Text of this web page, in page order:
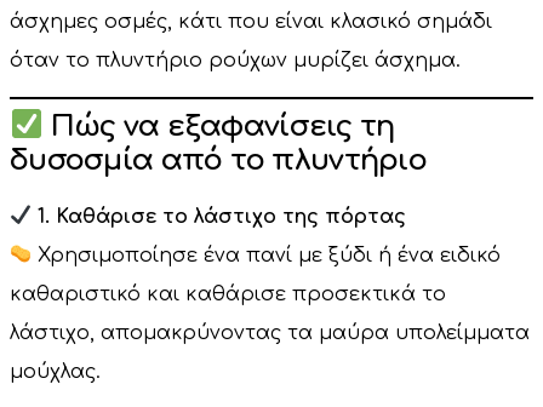
άσχημες οσμές, κάτι που είναι κλασικό σημάδι
όταν το πλυντήριο ρούχων μυρίζει άσχημα.
Πώς να εξαφανίσεις τη
δυσοσμία από το πλυντήριο
1. Καθάρισε το λάστιχο της πόρτας
Χρησιμοποίησε ένα πανί με ξύδι ή ένα ειδικό
καθαριστικό και καθάρισε προσεκτικά το
λάστιχο, απομακρύνοντας τα μαύρα υπολείμματα
μούχλας.